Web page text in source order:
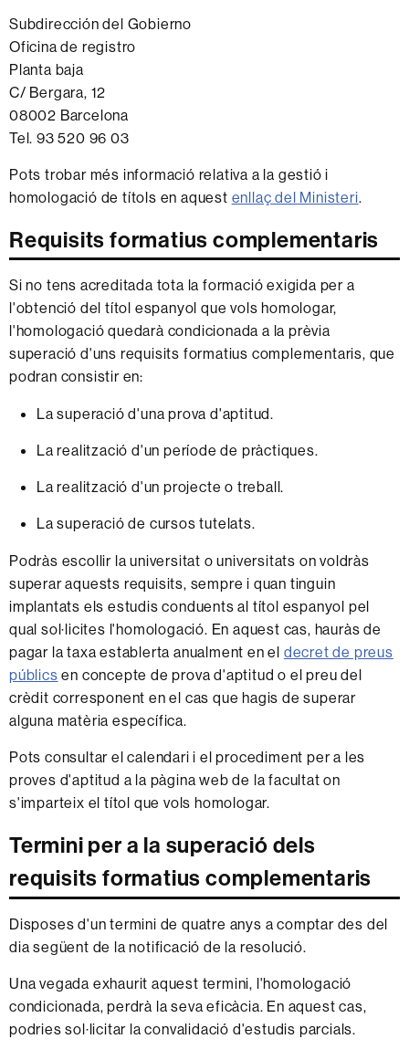
Subdirección del Gobierno
Oficina de registro
Planta baja
C/ Bergara, 12
08002 Barcelona
Tel. 93 520 96 03
Pots trobar més informació relativa a la gestió i
homologació de títols en aquest enllaç del Ministeri.
Requisits formatius complementaris
Si no tens acreditada tota la formació exigida per a
l'obtenció del títol espanyol que vols homologar,
l'homologació quedarà condicionada a la prèvia
superació d'uns requisits formatius complementaris, que
podran consistir en:
La superació d'una prova d'aptitud.
La realització d'un període de pràctiques.
La realització d'un projecte o treball.
La superació de cursos tutelats.
Podràs escollir la universitat o universitats on voldràs
superar aquests requisits, sempre i quan tinguin
implantats els estudis conduents al títol espanyol pel
qual sol·licites l'homologació. En aquest cas, hauràs de
pagar la taxa establerta anualment en el decret de preus
públics en concepte de prova d'aptitud o el preu del
crèdit corresponent en el cas que hagis de superar
alguna matèria específica.
Pots consultar el calendari i el procediment per a les
proves d'aptitud a la pàgina web de la facultat on
s'imparteix el títol que vols homologar.
Termini per a la superació dels
requisits formatius complementaris
Disposes d'un termini de quatre anys a comptar des del
dia següent de la notificació de la resolució.
Una vegada exhaurit aquest termini, l'homologació
condicionada, perdrà la seva eficàcia. En aquest cas,
podries sol·licitar la convalidació d'estudis parcials.